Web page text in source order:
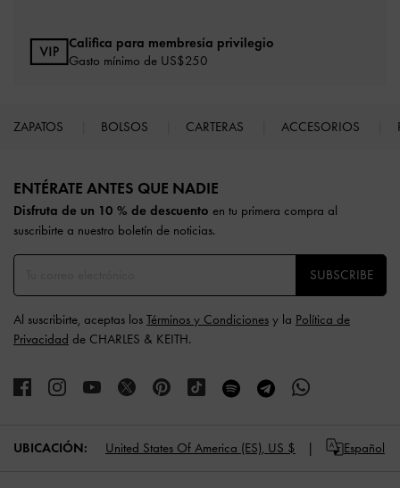
Califica para membresía privilegio
Gasto mínimo de US$250
ZAPATOS BOLSOS CARTERAS ACCESORIOS
ENTÉRATE ANTES QUE NADIE​​
Disfruta de un 10 % de descuento en tu primera compra al
suscribirte a nuestro boletín de noticias.
SUBSCRIBE
Al suscribirte, aceptas los Términos y Condiciones y la Política de
Privacidad de CHARLES & KEITH.
UBICACIÓN: United States Of America (ES), US $ Español